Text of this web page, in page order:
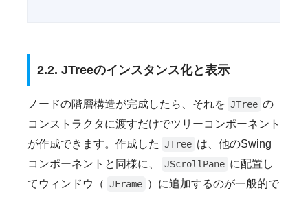
2.2. JTreeのインスタンス化と表示
ノードの階層構造が完成したら、それを JTree の
コンストラクタに渡すだけでツリーコンポーネント
が作成できます。作成した JTree は、他のSwing
コンポーネントと同様に、
JScrollPane に配置し
てウィンドウ（ JFrame ）に追加するのが一般的で